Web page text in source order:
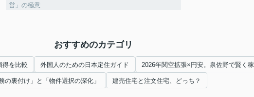
営」の極意
おすすめのカテゴリ
得を比較 外国人のための日本定住ガイド 2026年関空拡張×円安。泉佐野で賢く
の裏付け」と「物件選択の深化」 建売住宅と注文住宅、どっち？